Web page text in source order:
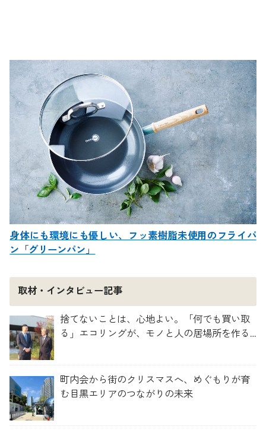
身体にも環境にも優しい、フッ素樹脂未使用のフライパ
ン「グリーンパン」
取材・インタビュー記事
捨てないことは、心地よい。「何でも買い取
る」エコリングが、モノと人の居場所を作る
町内会から街のクリスマスへ、めぐもりが育
む目黒エリアのつながりの未来